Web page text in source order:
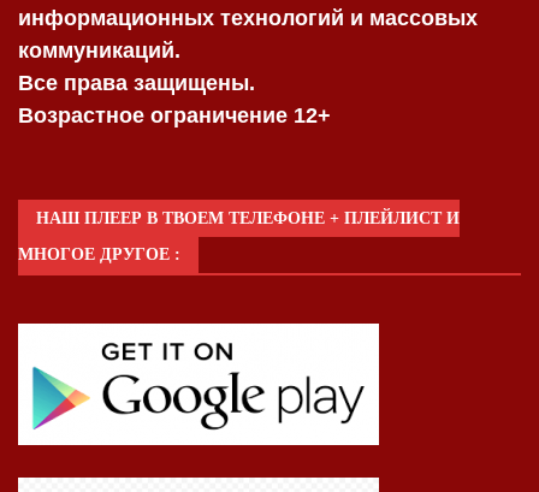
информационных технологий и массовых
коммуникаций.
Все права защищены.
Возрастное ограничение 12+
НАШ ПЛЕЕР В ТВОЕМ ТЕЛЕФОНЕ + ПЛЕЙЛИСТ И
МНОГОЕ ДРУГОЕ :